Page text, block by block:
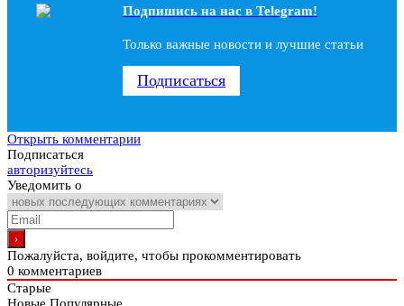
Подпишись на наc в Telegram!
Только важные новости и лучшие статьи
Подписаться
Открыть комментарии
Подписаться
авторизуйтесь
Уведомить о
Пожалуйста, войдите, чтобы прокомментировать
0 комментариев
Старые